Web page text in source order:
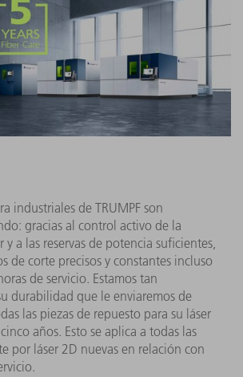
industriales de TRUMPF son
gracias al control activo de la
y a las reservas de potencia suficientes,
de corte precisos y constantes incluso
de servicio. Estamos tan
durabilidad que le enviaremos de
las piezas de repuesto para su láser
años. Esto se aplica a todas las
por láser 2D nuevas en relación con